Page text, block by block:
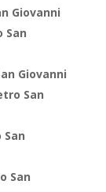
Giovanni
San
Giovanni
San
San